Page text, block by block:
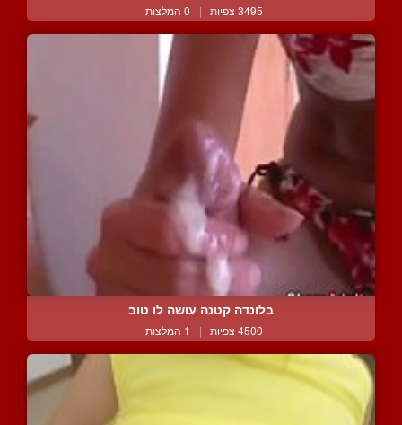
3495 צפיות | 0 המלצות
בלונדה קטנה עושה לו טוב
4500 צפיות | 1 המלצות